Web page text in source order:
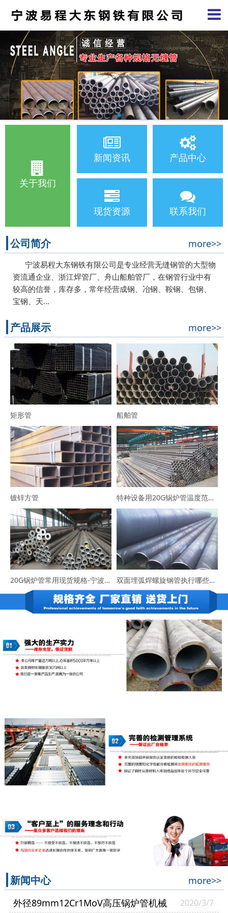
关于我们
新闻资讯 产品中心
现货资源 联系我们
公司简介 more>>
宁波易程大东钢铁有限公司是专业经营无缝钢管的大型物
资流通企业、浙江焊管厂、舟山船舶管厂，在钢管行业中有
较高的信誉，库存多，常年经营成钢、冶钢、鞍钢、包钢、
宝钢、天…
产品展示 more>>
矩形管 船舶管
镀锌方管 特种设备用20G锅炉管温度范围-咨询宁波易程大东
20G锅炉管常用现货规格-宁波易程大东货源充足 双面埋弧焊螺旋钢管执行哪些标准？
新闻中心
more>>
外径89mm12Cr1MoV高压锅炉管机械
2020/3/7